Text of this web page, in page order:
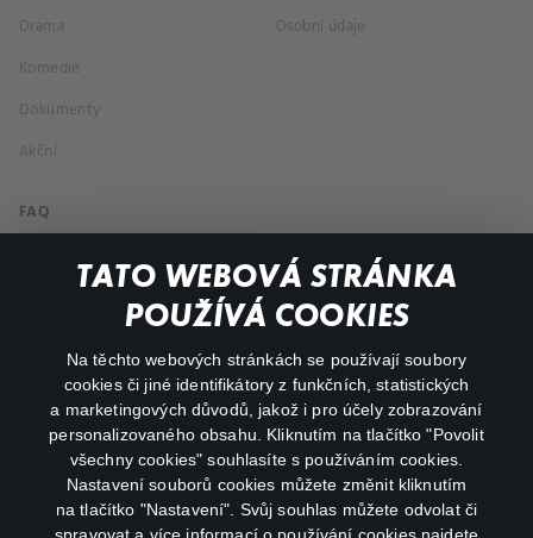
TATO WEBOVÁ STRÁNKA
POUŽÍVÁ COOKIES
Na těchto webových stránkách se používají soubory
cookies či jiné identifikátory z funkčních, statistických
a marketingových důvodů, jakož i pro účely zobrazování
personalizovaného obsahu. Kliknutím na tlačítko "Povolit
všechny cookies" souhlasíte s používáním cookies.
Nastavení souborů cookies můžete změnit kliknutím
na tlačítko "Nastavení". Svůj souhlas můžete odvolat či
Drama
Komedie
Dokumenty
Akční
Osobní údaje
FAQ
Můj účet
Důležité odkazy
facebookinstagram
youtube